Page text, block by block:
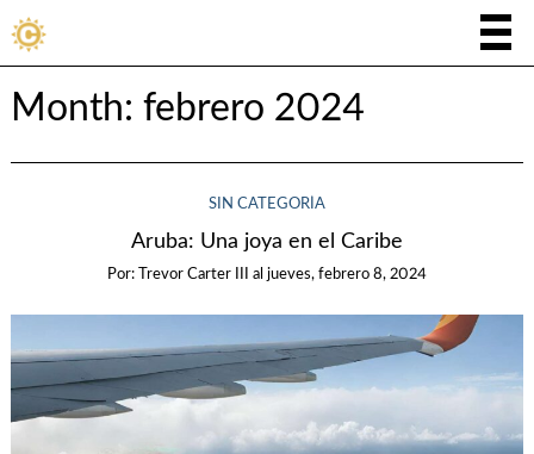
Month: febrero 2024
SIN CATEGORÍA
Aruba: Una joya en el Caribe
Por: Trevor Carter III al jueves, febrero 8, 2024